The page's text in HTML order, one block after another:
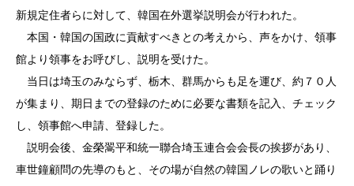
新規定住者らに対して、韓国在外選挙説明会が行われた。
本国・韓国の国政に貢献すべきとの考えから、声をかけ、領事
館より領事をお呼びし、説明を受けた。
当日は埼玉のみならず、栃木、群馬からも足を運び、約７０人
が集まり、期日までの登録のために必要な書類を記入、チェック
し、領事館へ申請、登録した。
説明会後、金榮翯平和統一聯合埼玉連合会会長の挨拶があり、
車世鐘顧問の先導のもと、その場が自然の韓国ノレの歌いと踊り